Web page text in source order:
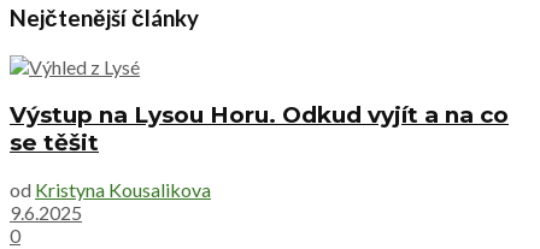
Nejčtenější články
Výstup na Lysou Horu. Odkud vyjít a na co
se těšit
od Kristyna Kousalikova
9.6.2025
0